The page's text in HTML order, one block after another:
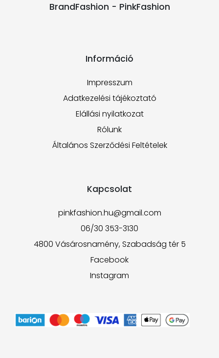
BrandFashion - PinkFashion
Információ
Impresszum
Adatkezelési tájékoztató
Elállási nyilatkozat
Rólunk
Általános Szerződési Feltételek
Kapcsolat
pinkfashion.hu@gmail.com
06/30 353-3130
4800 Vásárosnamény, Szabadság tér 5
Facebook
Instagram